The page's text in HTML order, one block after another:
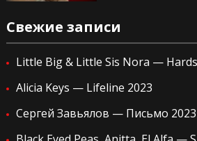
Свежие записи
Little Big & Little Sis Nora —
Alicia Keys — Lifeline 2023
Сергей Завьялов — Письмо 2023